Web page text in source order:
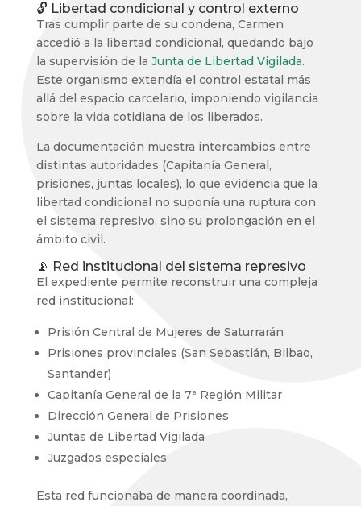
🔓 Libertad condicional y control externo
Tras cumplir parte de su condena, Carmen
accedió a la libertad condicional, quedando bajo
la supervisión de la Junta de Libertad Vigilada.
Este organismo extendía el control estatal más
allá del espacio carcelario, imponiendo vigilancia
sobre la vida cotidiana de los liberados.
La documentación muestra intercambios entre
distintas autoridades (Capitanía General,
prisiones, juntas locales), lo que evidencia que la
libertad condicional no suponía una ruptura con
el sistema represivo, sino su prolongación en el
ámbito civil.
📡 Red institucional del sistema represivo
El expediente permite reconstruir una compleja
red institucional:
Prisión Central de Mujeres de Saturrarán
Prisiones provinciales (San Sebastián, Bilbao,
Santander)
Capitanía General de la 7ª Región Militar
Dirección General de Prisiones
Juntas de Libertad Vigilada
Juzgados especiales
Esta red funcionaba de manera coordinada,